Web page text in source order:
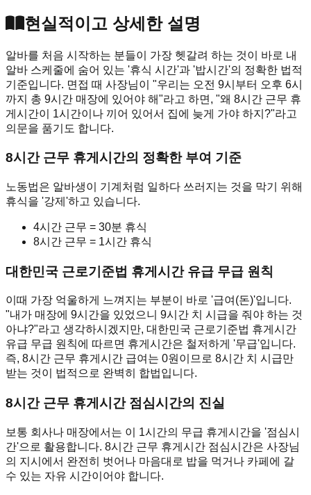
현실적이고 상세한 설명
알바를 처음 시작하는 분들이 가장 헷갈려 하는 것이 바로 내
알바 스케줄에 숨어 있는 '휴식 시간'과 '밥시간'의 정확한 법적
기준입니다. 면접 때 사장님이 "우리는 오전 9시부터 오후 6시
까지 총 9시간 매장에 있어야 해"라고 하면, "왜 8시간 근무 휴
게시간이 1시간이나 끼어 있어서 집에 늦게 가야 하지?"라고
의문을 품기도 합니다.
8시간 근무 휴게시간의 정확한 부여 기준
노동법은 알바생이 기계처럼 일하다 쓰러지는 것을 막기 위해
휴식을 '강제'하고 있습니다.
4시간 근무 = 30분 휴식
8시간 근무 = 1시간 휴식
대한민국 근로기준법 휴게시간 유급 무급 원칙
이때 가장 억울하게 느껴지는 부분이 바로 '급여(돈)'입니다.
"내가 매장에 9시간을 있었으니 9시간 치 시급을 줘야 하는 것
아냐?"라고 생각하시겠지만, 대한민국 근로기준법 휴게시간
유급 무급 원칙에 따르면 휴게시간은 철저하게 '무급'입니다.
즉, 8시간 근무 휴게시간 급여는 0원이므로 8시간 치 시급만
받는 것이 법적으로 완벽히 합법입니다.
8시간 근무 휴게시간 점심시간의 진실
보통 회사나 매장에서는 이 1시간의 무급 휴게시간을 '점심시
간'으로 활용합니다. 8시간 근무 휴게시간 점심시간은 사장님
의 지시에서 완전히 벗어나 마음대로 밥을 먹거나 카페에 갈
수 있는 자유 시간이어야 합니다.